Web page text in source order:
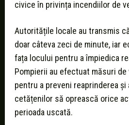
civice în privința incendiilor de
Autoritățile locale au transmis
doar câteva zeci de minute, iar
fața locului pentru a împiedica
Pompierii au efectuat măsuri de
pentru a preveni reaprinderea și
cetățenilor să oprească orice
perioada uscată.